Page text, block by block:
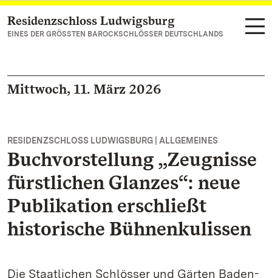
Zum Hauptinhalt springen
Residenzschloss Ludwigsburg
EINES DER GRÖSSTEN BAROCKSCHLÖSSER DEUTSCHLANDS
Mittwoch, 11. März 2026
RESIDENZSCHLOSS LUDWIGSBURG | ALLGEMEINES
Buchvorstellung „Zeugnisse
fürstlichen Glanzes“: neue
Publikation erschließt
historische Bühnenkulissen
Die Staatlichen Schlösser und Gärten Baden-